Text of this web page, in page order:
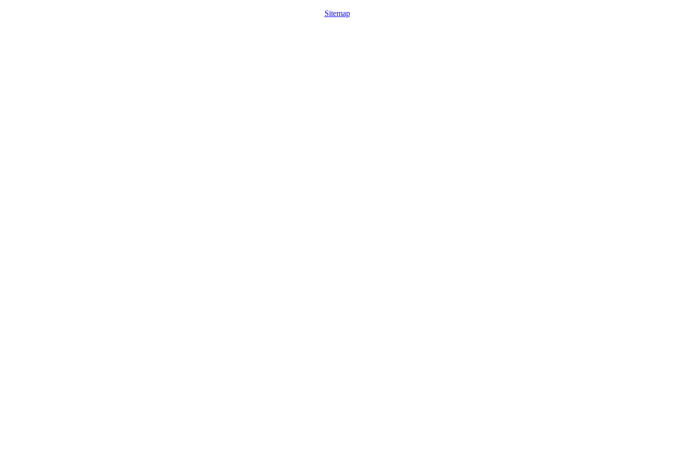
Sitemap